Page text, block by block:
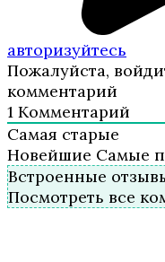
авторизуйтесь
Пожалуйста,
комментарий
1 Комментарий
Самая старые
Новейшие Самые
Встроенные
Посмотреть все